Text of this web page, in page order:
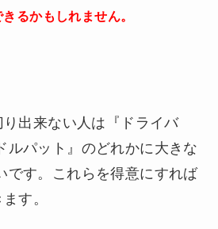
るかもしれません。
出来ない人は『ドライバ
ルパット』のどれかに大きな
です。これらを得意にすれば
す。